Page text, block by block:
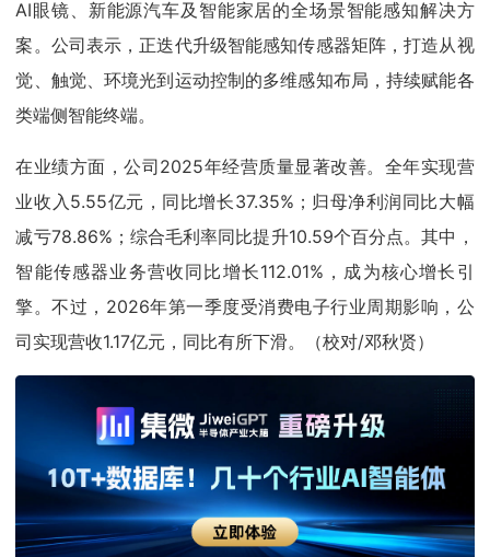
AI眼镜、新能源汽车及智能家居的全场景智能感知解决方
案。公司表示，正迭代升级智能感知传感器矩阵，打造从视
觉、触觉、环境光到运动控制的多维感知布局，持续赋能各
类端侧智能终端。
在业绩方面，公司2025年经营质量显著改善。全年实现营
业收入5.55亿元，同比增长37.35%；归母净利润同比大幅
减亏78.86%；综合毛利率同比提升10.59个百分点。其中，
智能传感器业务营收同比增长112.01%，成为核心增长引
擎。不过，2026年第一季度受消费电子行业周期影响，公
司实现营收1.17亿元，同比有所下滑。（校对/邓秋贤）